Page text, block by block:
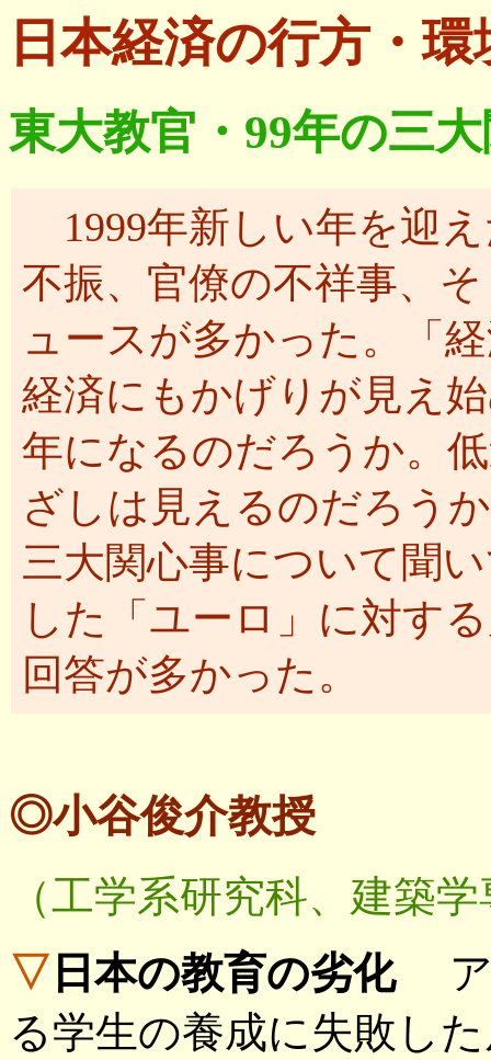
日本経済の行方・
東大教官・99年の三
1999年新しい年を迎
不振、官僚の不祥事、
ュースが多かった。「
経済にもかげりが見え
年になるのだろうか。
ざしは見えるのだろう
三大関心事について聞
した「ユーロ」に対す
回答が多かった。
◎小谷俊介教授
（工学系研究科、建築
▽ 日本の教育の劣化ア
る学生の養成に失敗し